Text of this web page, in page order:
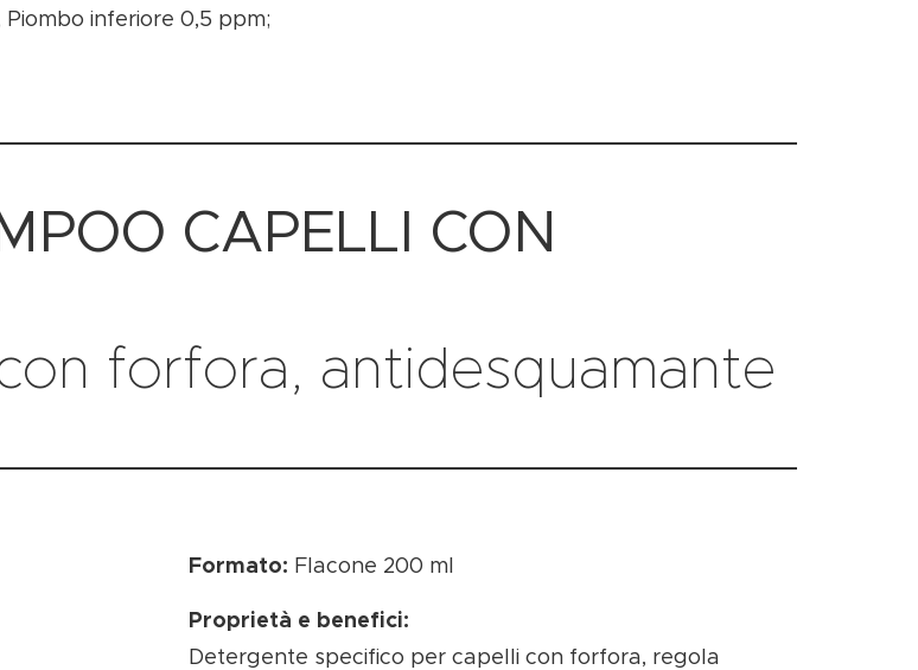
inferiore 0,5 ppm;
CAPELLI CON
forfora, antidesquamante
Formato: Flacone 200 ml
Proprietà e benefici:
Detergente specifico per capelli con forfora, regola